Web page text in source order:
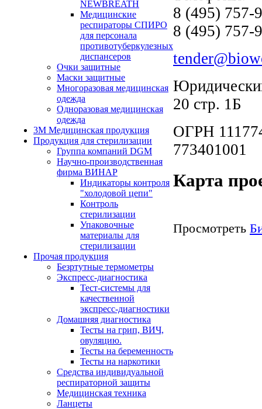
NEWBREATH
Медицинские
респираторы СПИРО
для персонала
противотуберкулезных
диспансеров
Очки защитные
Маски защитные
Многоразовая медицинская
одежда
Одноразовая медицинская
одежда
3М Медицинская продукция
Продукция для стерилизации
Группа компаний DGM
Научно-производственная
фирма ВИНАР
Индикаторы контроля
"холодовой цепи"
Контроль
стерилизации
Упаковочные
материалы для
стерилизации
Прочая продукция
Безртутные термометры
Экспресс-диагностика
Тест-системы для
качественной
экспресс-диагностики
Домашняя диагностика
Тесты на грип, ВИЧ,
овуляцию.
Тесты на беременность
Тесты на наркотики
Средства индивидуальной
респираторной защиты
Медицинская техника
Ланцеты
8 (495) 757-
8 (495) 757-
20 стр. 1Б
ОГРН
773401001
Карта
Просмотреть